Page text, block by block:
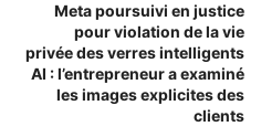
Meta poursuivi en justice
pour violation de la vie
privée des verres intelligents
AI : l’entrepreneur a examiné
les images explicites des
clients